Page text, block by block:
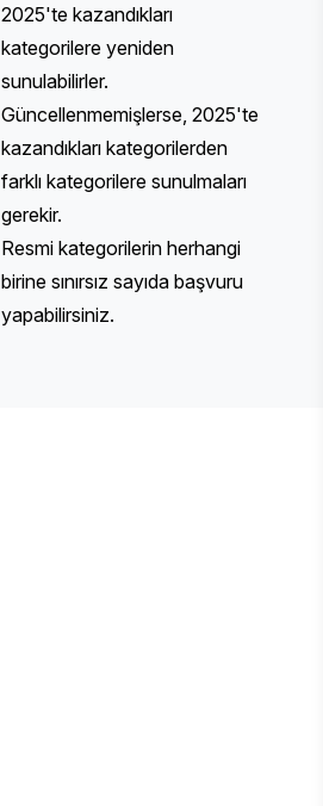
2025'te kazandıkları
kategorilere yeniden
sunulabilirler.
Güncellenmemişlerse, 2025'te
kazandıkları kategorilerden
farklı kategorilere sunulmaları
gerekir.
Resmi kategorilerin herhangi
birine sınırsız sayıda başvuru
yapabilirsiniz.